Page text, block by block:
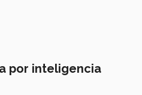
por inteligencia